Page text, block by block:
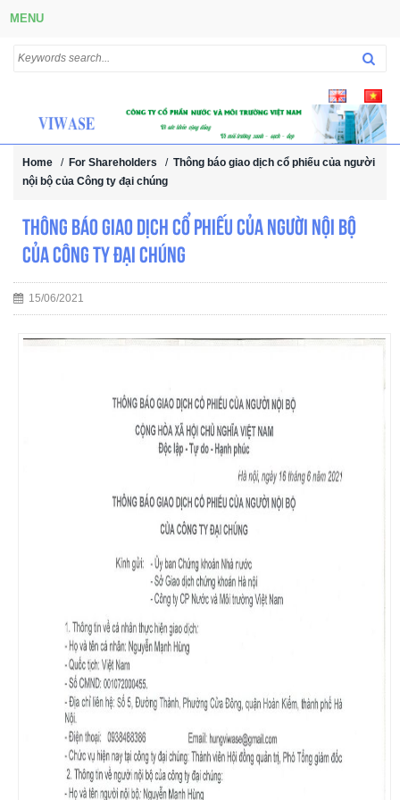
MENU
Home / For Shareholders / Thông báo giao dịch cổ phiếu của người
nội bộ của Công ty đại chúng
Thông báo giao dịch cổ phiếu của người nội bộ
của Công ty đại chúng
15/06/2021